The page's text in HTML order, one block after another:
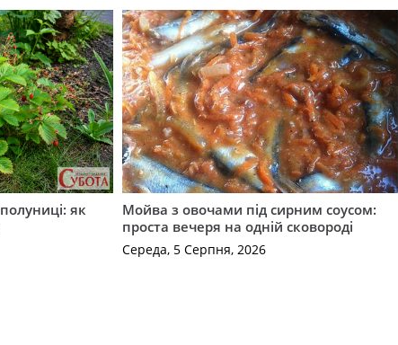
як
Мойва з овочами під сирним соусом:
проста вечеря на одній сковороді
Середа, 5 Серпня, 2026